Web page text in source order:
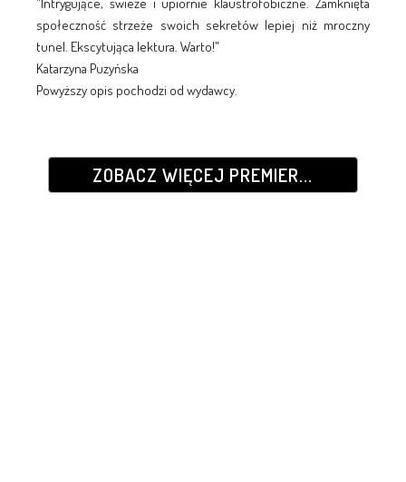
społeczność strzeże swoich sekretów lepiej niż mroczny
tunel. Ekscytująca lektura. Warto!"
Katarzyna Puzyńska
Powyższy opis pochodzi od wydawcy.
ZOBACZ WIĘCEJ PREMIER...